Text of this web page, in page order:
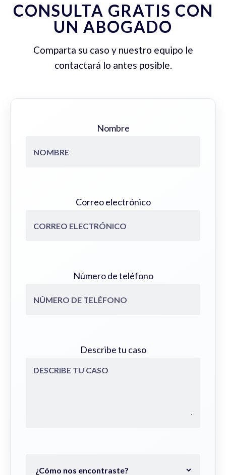
CONSULTA GRATIS CON
UN ABOGADO
Comparta su caso y nuestro equipo le
contactará lo antes posible.
Nombre
Correo electrónico
Número de teléfono
Describe tu caso